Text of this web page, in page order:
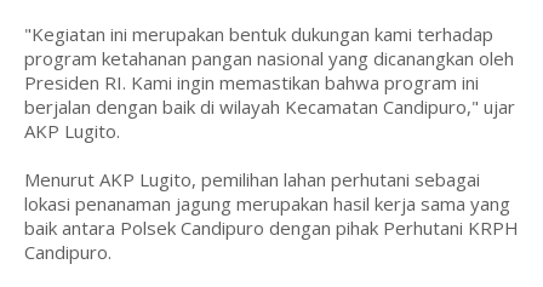
"Kegiatan ini merupakan bentuk dukungan kami terhadap
program ketahanan pangan nasional yang dicanangkan oleh
Presiden RI. Kami ingin memastikan bahwa program ini
berjalan dengan baik di wilayah Kecamatan Candipuro," ujar
AKP Lugito.
Menurut AKP Lugito, pemilihan lahan perhutani sebagai
lokasi penanaman jagung merupakan hasil kerja sama yang
baik antara Polsek Candipuro dengan pihak Perhutani KRPH
Candipuro.